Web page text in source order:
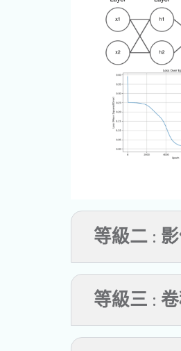
等級二 :
等級三 :